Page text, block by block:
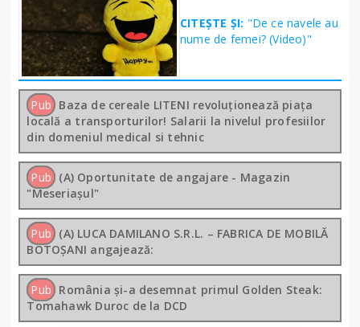
CITEȘTE ȘI: "De ce navele au
nume de femei? (Video)"
Pub Baza de cereale LITENI revoluționează piața
locală a transporturilor! Salarii la nivelul profesiilor
din domeniul medical si tehnic
Pub (A) Oportunitate de angajare - Magazin
"Meseriașul"
Pub (A) LUCA DAMILANO S.R.L. – FABRICA DE MOBILĂ
BOTOȘANI angajează:
Pub România și-a desemnat primul Golden Steak:
Tomahawk Duroc de la DCD